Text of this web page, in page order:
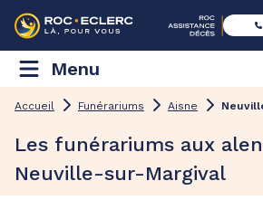
Menu
Accueil Funérariums Aisne
Les funérariums aux
Neuville-sur-Margival